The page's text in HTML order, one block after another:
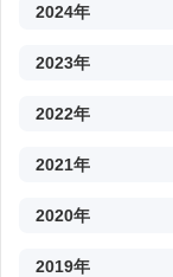
2024年
2023年
2022年
2021年
2020年
2019年